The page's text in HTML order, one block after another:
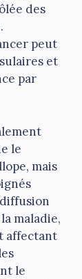
des
peut
et
par
le
mais
maladie,
affectant
le